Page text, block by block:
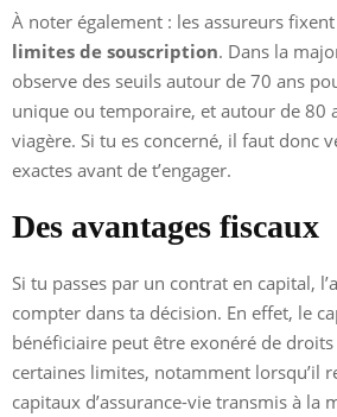
À noter également : les assureurs
limites de souscription. Dans la
observe des seuils autour de 70 ans
unique ou temporaire, et autour de 80
viagère. Si tu es concerné, il faut donc
exactes avant de t’engager.
Des avantages fiscaux
Si tu passes par un contrat en capital,
compter dans ta décision. En effet, le
bénéficiaire peut être exonéré de droits
certaines limites, notamment lorsqu’il
capitaux d’assurance-vie transmis à la